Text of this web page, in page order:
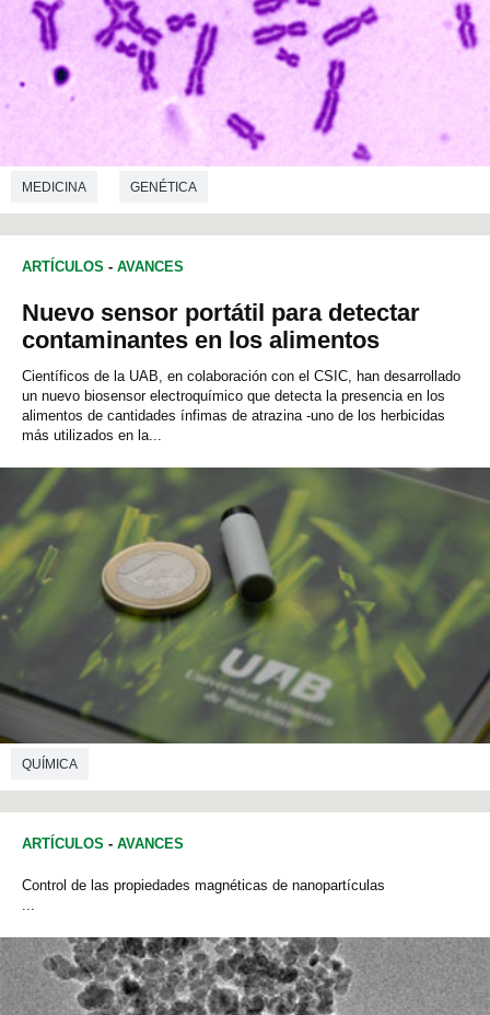
MEDICINA GENÉTICA
ARTÍCULOS - AVANCES
Nuevo sensor portátil para detectar
contaminantes en los alimentos
Científicos de la UAB, en colaboración con el CSIC, han desarrollado
un nuevo biosensor electroquímico que detecta la presencia en los
alimentos de cantidades ínfimas de atrazina -uno de los herbicidas
más utilizados en la...
QUÍMICA
ARTÍCULOS - AVANCES
Control de las propiedades magnéticas de nanopartículas